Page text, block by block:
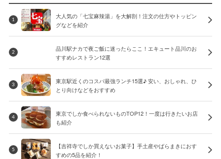
1
大人気の「七宝麻辣湯」を大解剖！注文の仕方やトッピン
グなどを紹介
2
品川駅ナカで夜ご飯に迷ったらここ！エキュート品川のお
すすめレストラン12選
3
東京駅近くのコスパ最強ランチ15選♪ 安い、おしゃれ、ひ
とり向けなどをおすすめ
4
東京でしか食べられないものTOP12！一度は行きたいお店
も紹介
5
【吉祥寺でしか買えないお菓子】手土産やばらまきにおす
すめの5品を紹介！